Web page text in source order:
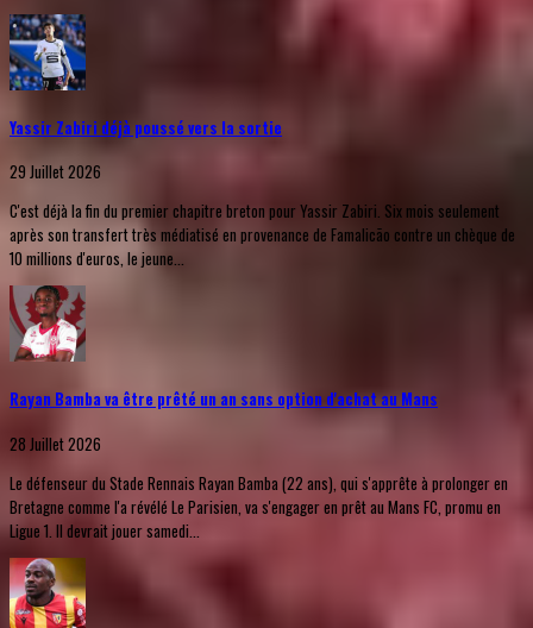
Yassir Zabiri déjà poussé vers la sortie
29 Juillet 2026
C'est déjà la fin du premier chapitre breton pour Yassir Zabiri. Six mois seulement
après son transfert très médiatisé en provenance de Famalicão contre un chèque de
10 millions d'euros, le jeune...
Rayan Bamba va être prêté un an sans option d'achat au Mans
28 Juillet 2026
Le défenseur du Stade Rennais Rayan Bamba (22 ans), qui s'apprête à prolonger en
Bretagne comme l'a révélé Le Parisien, va s'engager en prêt au Mans FC, promu en
Ligue 1. Il devrait jouer samedi...